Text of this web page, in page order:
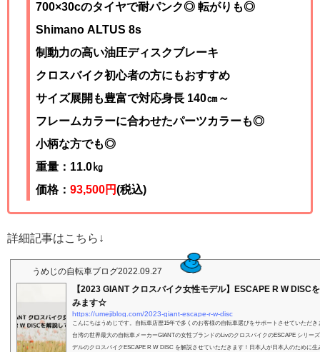
700×30cのタイヤで耐パンク◎ 転がりも◎
Shimano ALTUS 8s
制動力の高い油圧ディスクブレーキ
クロスバイク初心者の方にもおすすめ
サイズ展開も豊富で対応身長 140㎝～
フレームカラーに合わせたパーツカラーも◎
小柄な方でも◎
重量：11.0㎏
価格： 93,500円(税込)
詳細記事はこちら↓
うめじの自転車ブログ2022.09.27
【2023 GIANT クロスバイク女性モデル】ESCAPE R W DISC
みます☆
https://umejiblog.com/2023-giant-escape-r-w-disc
こんにちはうめじです。自転車店歴15年で多くのお客様の自転車選びをサポートさせていただき
台湾の世界最大の自転車メーカーGIANTの女性ブランドのLivのクロスバイクのESCAPE シリー
デルのクロスバイクESCAPE R W DISC を解説させていただきます！日本人が日本人のために生